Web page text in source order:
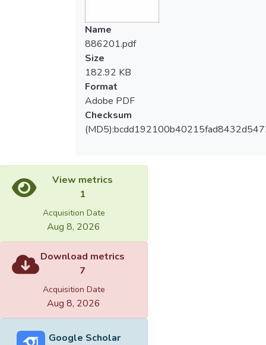
Name
886201.pdf
Size
182.92 KB
Format
Adobe PDF
Checksum
View metrics
1
Acquisition Date
Aug 8, 2026
Download metrics
7
Acquisition Date
Aug 8, 2026
Google Scholar